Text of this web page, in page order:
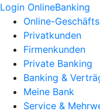
Login OnlineBanking
Online-
Privatkunden
Firmenkunden
Private Banking
Banking &
Meine Bank
Service &